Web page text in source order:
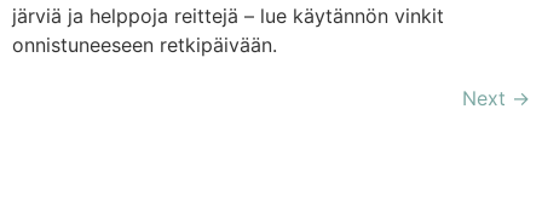
järviä ja helppoja reittejä – lue käytännön vinkit
onnistuneeseen retkipäivään.
Next →